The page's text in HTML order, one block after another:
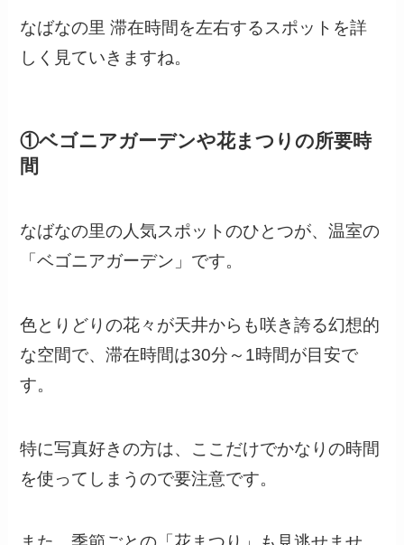
なばなの里 滞在時間を左右するスポットを詳
しく見ていきますね。
①ベゴニアガーデンや花まつりの所要時
間
なばなの里の人気スポットのひとつが、温室の
「ベゴニアガーデン」です。
色とりどりの花々が天井からも咲き誇る幻想的
な空間で、滞在時間は30分～1時間が目安で
す。
特に写真好きの方は、ここだけでかなりの時間
を使ってしまうので要注意です。